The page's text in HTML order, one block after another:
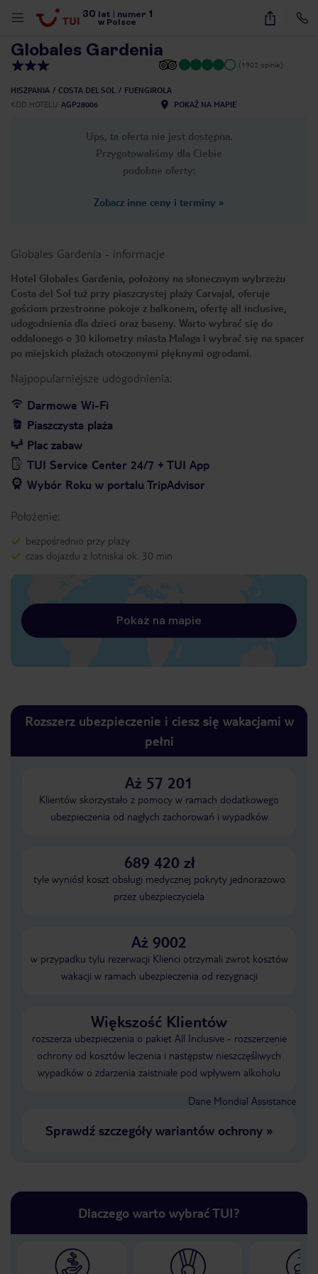
30 lat numer 1
w Polsce
26
Globales Gardenia
(1902 opinie)
HISZPANIA COSTA DEL SOL
FUENGIROLA
KOD HOTELU AGP28006 POKAŻ NA MAPIE
Ups, ta oferta nie jest dostępna.
Przygotowaliśmy dla Ciebie
podobne oferty:
Zobacz inne ceny i terminy »
Globales Gardenia - informacje
Hotel Globales Gardenia, położony na słonecznym wybrzeżu
Costa del Sol tuż przy piaszczystej plaży Carvajal, oferuje
gościom przestronne pokoje z balkonem, ofertę all inclusive,
udogodnienia dla dzieci oraz baseny. Warto wybrać się do
oddalonego o 30 kilometry miasta Malaga i wybrać się na spacer
po miejskich plażach otoczonymi pięknymi ogrodami.
Najpopularniejsze udogodnienia:
Darmowe Wi-Fi
Piaszczysta plaża
Plac zabaw
TUI Service Center 24/7 + TUI App
Wybór Roku w portalu TripAdvisor
Położenie:
bezpośrednio przy plaży
czas dojazdu z lotniska ok. 30 min
Pokaż na mapie
Rozszerz ubezpieczenie i ciesz się wakacjami w
pełni
Aż 57 201
Klientów skorzystało z pomocy w ramach dodatkowego
ubezpieczenia od nagłych zachorowań i wypadków
689 420 zł
tyle wyniósł koszt obsługi medycznej pokryty jednorazowo
przez ubezpieczyciela
Aż 9002
w przypadku tylu rezerwacji Klienci otrzymali zwrot kosztów
wakacji w ramach ubezpieczenia od rezygnacji
Większość Klientów
rozszerza ubezpieczenia o pakiet All Inclusive - rozszerzenie
ochrony od kosztów leczenia i następstw nieszczęśliwych
wypadków o zdarzenia zaistniałe pod wpływem alkoholu
Dane Mondial Assistance
Sprawdź szczegóły wariantów ochrony»
Dlaczego warto wybrać TUI?